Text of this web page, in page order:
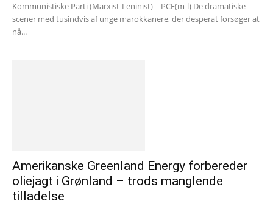
Kommunistiske Parti (Marxist-Leninist) – PCE(m-l) De dramatiske
scener med tusindvis af unge marokkanere, der desperat forsøger at
nå...
Amerikanske Greenland Energy forbereder
oliejagt i Grønland – trods manglende
tilladelse